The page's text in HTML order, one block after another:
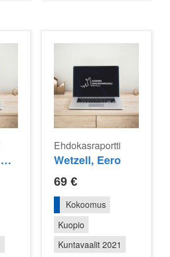
Westerholm, Micael
Ehdokasraportti
Wetzell, Eero
69 €
Kokoomus
Kuopio
Kuntavaalit 2021